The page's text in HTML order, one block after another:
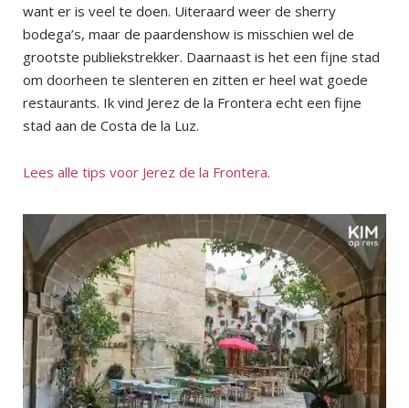
want er is veel te doen. Uiteraard weer de sherry
bodega’s, maar de paardenshow is misschien wel de
grootste publiekstrekker. Daarnaast is het een fijne stad
om doorheen te slenteren en zitten er heel wat goede
restaurants. Ik vind Jerez de la Frontera echt een fijne
stad aan de Costa de la Luz.
Lees alle tips voor Jerez de la Frontera.